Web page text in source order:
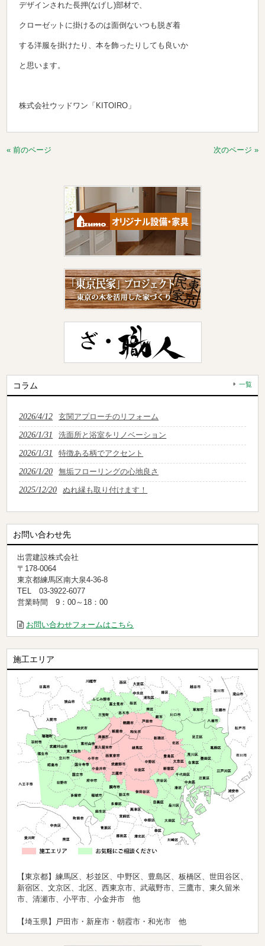
デザインされた長押(なげし)部材で、
クローゼットに掛けるのは面倒ないつも脱ぎ着
する洋服を掛けたり、本を飾ったりしても良いか
と思います。
株式会社ウッドワン「KITOIRO」
« 前のページ 次のページ »
コラム 一覧
2026/4/12 玄関アプローチのリフォーム
2026/1/31 洗面所と浴室をリノベーション
2026/1/31 特徴ある柄でアクセント
2026/1/20 無垢フローリングの心地良さ
2025/12/20 ぬれ縁も取り付けます！
お問い合わせ先
出雲建設株式会社
〒178-0064
東京都練馬区南大泉4-36-8
TEL 03-3922-6077
営業時間 9：00～18：00
お問い合わせフォームはこちら
施工エリア
【東京都】練馬区、杉並区、中野区、豊島区、板橋区、世田谷区、
新宿区、文京区、北区、西東京市、武蔵野市、三鷹市、東久留米
市、清瀬市、小平市、小金井市 他
【埼玉県】戸田市・新座市・朝霞市・和光市 他